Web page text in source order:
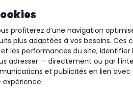
profiterez d’une navigation
plus adaptées à vos besoins. Ces
les performances du site, identifier
adresser — directement ou par
et publicités en lien avec
expérience.